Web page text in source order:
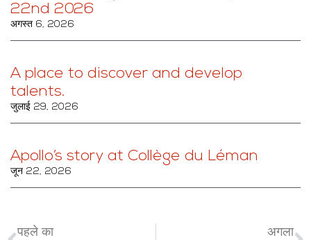
22nd 2026
अगस्त 6, 2026
A place to discover and develop
talents.
जुलाई 29, 2026
Apollo’s story at Collège du Léman
जून 22, 2026
पहले का अगला